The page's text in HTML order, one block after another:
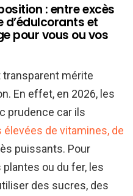
: entre excès
et
pour vous ou vos
transparent mérite
En effet, en 2026, les
prudence car ils
élevées de vitamines, de
puissants. Pour
ou du fer, les
des sucres, des